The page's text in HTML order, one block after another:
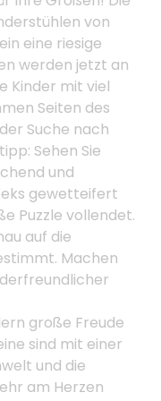
von
eine riesige
werden jetzt an
Kinder mit viel
Seiten des
Suche nach
Sehen Sie
und
gewetteifert
Puzzle vollendet.
auf die
Machen
große Freude
sind mit einer
und die
am Herzen